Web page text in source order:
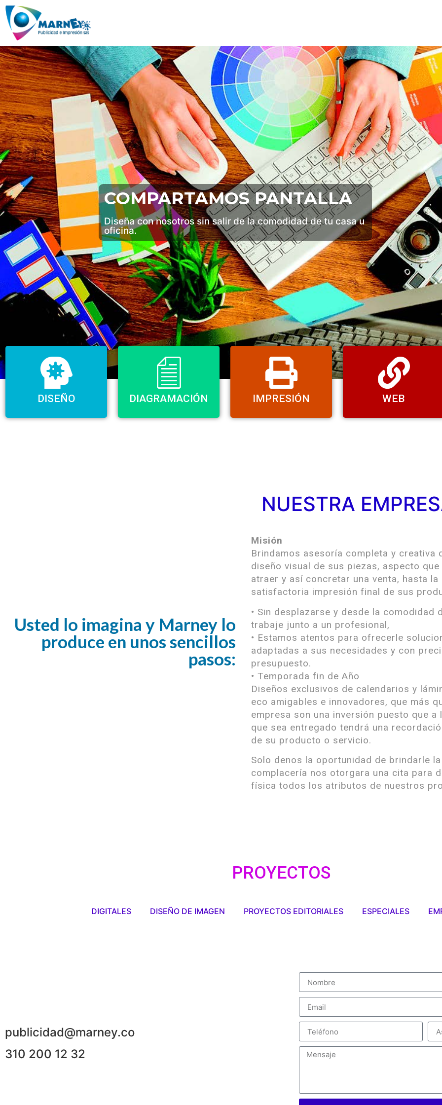
COMPARTAMOS PANTALLA
Diseña con nosotros sin salir de la comodidad de tu casa u
oficina.
DISEÑO DIAGRAMACIÓN IMPRESIÓN WEB
Usted lo imagina y Marney lo
produce en unos sencillos
pasos:
NUESTRA
Misión
Brindamos asesoría completa y creativa
diseño visual de sus piezas, aspecto
atraer y así concretar una venta, hasta la
satisfactoria impresión final de sus
• Sin desplazarse y desde la comodidad
trabaje junto a un profesional,
• Estamos atentos para ofrecerle
adaptadas a sus necesidades y con
presupuesto.
• Temporada fin de Año
Diseños exclusivos de calendarios y
eco amigables e innovadores, que más
empresa son una inversión puesto que
que sea entregado tendrá una
de su producto o servicio.
Solo denos la oportunidad de brindarle
complacería nos otorgara una cita para
física todos los atributos de nuestros
PROYECTOS
DIGITALES DISEÑO DE IMAGEN PROYECTOS EDITORIALES ESPECIALES
publicidad@marney.co
310 200 12 32